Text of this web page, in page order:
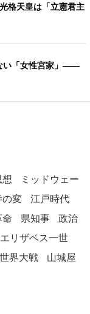
格天皇は「立憲君主
い「女性宮家」――
想
ミッドウェー
の変
江戸時代
命 県知事
政治
エリザベス一世
界大戦 山城屋